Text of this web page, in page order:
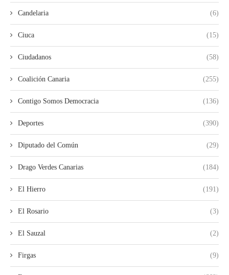
Candelaria (6)
Ciuca (15)
Ciudadanos (58)
Coalición Canaria (255)
Contigo Somos Democracia (136)
Deportes (390)
Diputado del Común (29)
Drago Verdes Canarias (184)
El Hierro (191)
El Rosario (3)
El Sauzal (2)
Firgas (9)